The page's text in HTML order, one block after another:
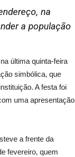
na
a população
última quinta-feira
simbólica, que
A festa foi
uma apresentação
a frente da
fevereiro, quem